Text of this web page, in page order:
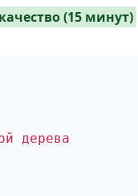
(15 минут)
дерева